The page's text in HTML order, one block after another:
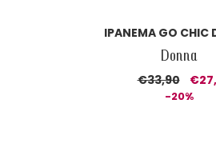
IPANEMA CLASS DREAMY
Donna
€37,90
-30%